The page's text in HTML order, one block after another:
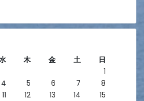
木 金 土
日
1
4 5 6 7
8
11 12 13 14
15